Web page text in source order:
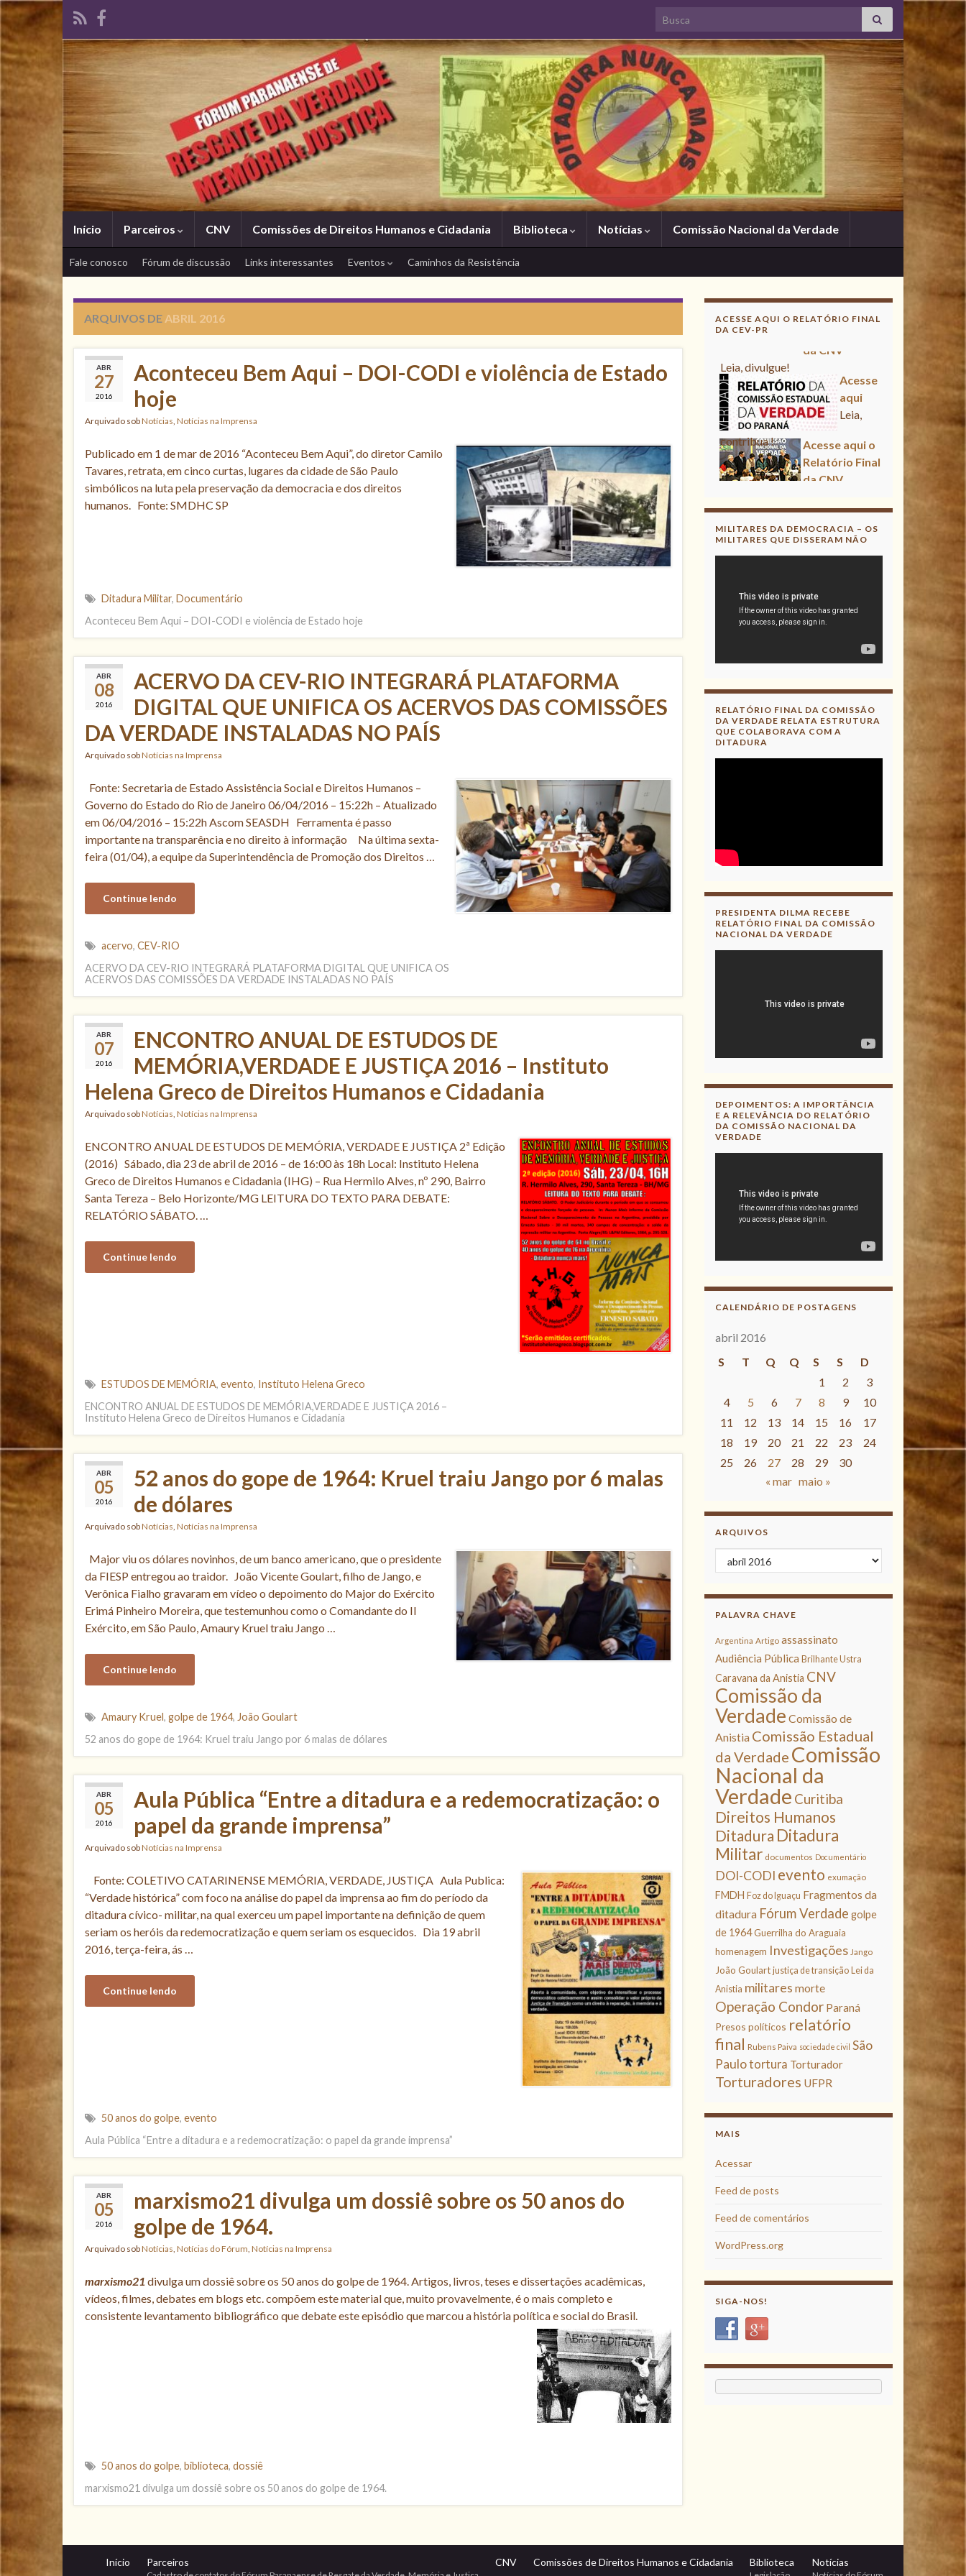
Search for:
Início Parceiros CNV Comissões de Direitos Humanos e Cidadania Biblioteca Notícias Comissão Nacional da Verdade
Fale conosco Fórum de discussão Links interessantes Eventos Caminhos da Resistência
ARQUIVOS DE ABRIL 2016
ABR
27
2016
Aconteceu Bem Aqui – DOI-CODI e violência de Estado
hoje
Arquivado sobNotícias, Notícias na Imprensa
Publicado em 1 de mar de 2016 “Aconteceu Bem Aqui”, do diretor Camilo
Tavares, retrata, em cinco curtas, lugares da cidade de São Paulo
simbólicos na luta pela preservação da democracia e dos direitos
humanos. Fonte: SMDHC SP
Ditadura Militar, Documentário
Aconteceu Bem Aqui – DOI-CODI e violência de Estado hoje
ABR
08
2016
ACERVO DA CEV-RIO INTEGRARÁ PLATAFORMA
DIGITAL QUE UNIFICA OS ACERVOS DAS COMISSÕES
DA VERDADE INSTALADAS NO PAÍS
Arquivado sobNotícias na Imprensa
Fonte: Secretaria de Estado Assistência Social e Direitos Humanos –
Governo do Estado do Rio de Janeiro 06/04/2016 – 15:22h – Atualizado
em 06/04/2016 – 15:22h Ascom SEASDH Ferramenta é passo
importante na transparência e no direito à informação Na última sexta-
feira (01/04), a equipe da Superintendência de Promoção dos Direitos …
Continue lendo
acervo, CEV-RIO
ACERVO DA CEV-RIO INTEGRARÁ PLATAFORMA DIGITAL QUE UNIFICA OS
ACERVOS DAS COMISSÕES DA VERDADE INSTALADAS NO PAÍS
ABR
07
2016
ENCONTRO ANUAL DE ESTUDOS DE
MEMÓRIA,VERDADE E JUSTIÇA 2016 – Instituto
Helena Greco de Direitos Humanos e Cidadania
Arquivado sobNotícias Notícias na Imprensa
ENCONTRO ANUAL DE ESTUDOS DE MEMÓRIA, VERDADE E JUSTIÇA 2ª Edição
(2016) Sábado, dia 23 de abril de 2016 – de 16:00 às 18h Local: Instituto Helena
Greco de Direitos Humanos e Cidadania (IHG) – Rua Hermilo Alves, nº 290, Bairro
Santa Tereza – Belo Horizonte/MG LEITURA DO TEXTO PARA DEBATE:
RELATÓRIO SÁBATO. …
Continue lendo
ESTUDOS DE MEMÓRIA, evento, Instituto Helena Greco
ENCONTRO ANUAL DE ESTUDOS DE MEMÓRIA,VERDADE E JUSTIÇA 2016 –
Instituto Helena Greco de Direitos Humanos e Cidadania
ABR
05
2016
52 anos do gope de 1964: Kruel traiu Jango por 6 malas
de dólares
Arquivado sobNotícias, Notícias na Imprensa
Major viu os dólares novinhos, de um banco americano, que o presidente
da FIESP entregou ao traidor. João Vicente Goulart, filho de Jango, e
Verônica Fialho gravaram em vídeo o depoimento do Major do Exército
Erimá Pinheiro Moreira, que testemunhou como o Comandante do II
Exército, em São Paulo, Amaury Kruel traiu Jango …
Continue lendo
Amaury Kruel, golpe de 1964, João Goulart
52 anos do gope de 1964: Kruel traiu Jango por 6 malas de dólares
ABR
05
2016
Aula Pública “Entre a ditadura e a redemocratização: o
papel da grande imprensa”
Arquivado sobNotícias na Imprensa
Fonte: COLETIVO CATARINENSE MEMÓRIA, VERDADE, JUSTIÇA Aula Publica:
“Verdade histórica” com foco na análise do papel da imprensa ao fim do período da
ditadura cívico- militar, na qual exerceu um papel importante na definição de quem
seriam os heróis da redemocratização e quem seriam os esquecidos. Dia 19 abril
2016, terça-feira, ás …
Continue lendo
50 anos do golpe, evento
Aula Pública “Entre a ditadura e a redemocratização: o papel da grande imprensa”
ABR
05
2016
marxismo21 divulga um dossiê sobre os 50 anos do
golpe de 1964.
Arquivado sobNotícias, Notícias do Fórum, Notícias na Imprensa
marxismo21 divulga um dossiê sobre os 50 anos do golpe de 1964. Artigos, livros, teses e dissertações acadêmicas,
vídeos, filmes, debates em blogs etc. compõem este material que, muito provavelmente, é o mais completo e
consistente levantamento bibliográfico que debate este episódio que marcou a história política e social do Brasil.
50 anos do golpe, biblioteca, dossiê
marxismo21 divulga um dossiê sobre os 50 anos do golpe de 1964.
ACESSE AQUI O RELATÓRIO FINAL
DA CEV-PR
Acesse aqui
Leia, contribua !
Acesse aqui o Relatório Final
da CNV
Leia, divulgue!
Leia, contribua !
MILITARES DA DEMOCRACIA – OS
MILITARES QUE DISSERAM NÃO
RELATÓRIO FINAL DA COMISSÃO
DA VERDADE RELATA ESTRUTURA
QUE COLABORAVA COM A
DITADURA
PRESIDENTA DILMA RECEBE
RELATÓRIO FINAL DA COMISSÃO
NACIONAL DA VERDADE
DEPOIMENTOS: A IMPORTÂNCIA
E A RELEVÂNCIA DO RELATÓRIO
DA COMISSÃO NACIONAL DA
VERDADE
CALENDÁRIO DE POSTAGENS
abril 2016
S
T Q Q S S
D
1
2
3
4
5 6 7 8 9
10
11
12 13 14 15 16
17
18
19 20 21 22 23
24
25
26 27 28 29
30
« mar maio »
ARQUIVOS
Arquivos
PALAVRA CHAVE
Argentina Artigo assassinato
Audiência Pública Brilhante Ustra
Caravana da Anistia CNV
Comissão da
Verdade Comissão de
Anistia Comissão Estadual
da Verdade Comissão
Nacional da
Verdade Curitiba
Direitos Humanos
Ditadura Ditadura
Militar documentos Documentário
DOI-CODI evento exumação
FMDH Foz do Iguaçu Fragmentos da
ditadura Fórum Verdade golpe
de 1964 Guerrilha do Araguaia
homenagem Investigações Jango
João Goulart justiça de transição Lei da
Anistia militares morte
Operação Condor Paraná
Presos políticos relatório
final Rubens Paiva sociedade civil São
Paulotortura Torturador
Torturadores UFPR
MAIS
Acessar
Feed de posts
Feed de comentários
WordPress.org
SIGA-NOS!
Início Parceiros CNV Comissões de Direitos Humanos e Cidadania Biblioteca Notícias